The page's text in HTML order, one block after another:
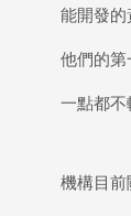
能開發的
他們的第
一點都不
機構目前